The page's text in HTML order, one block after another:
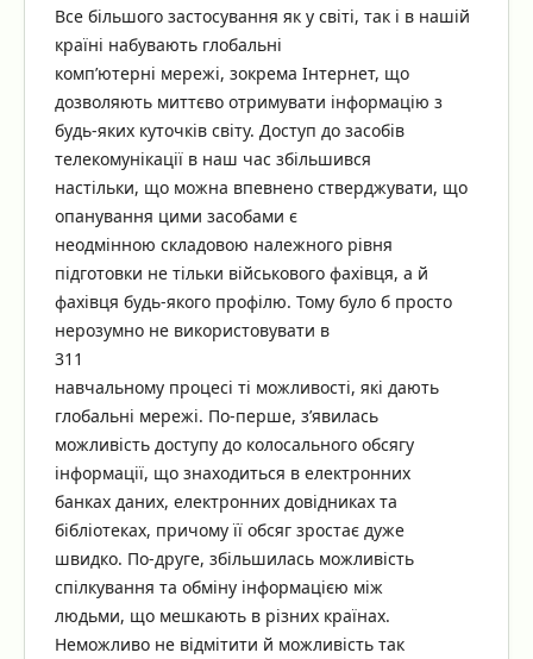
Все більшого застосування як у світі, так і в нашій
країні набувають глобальні
комп’ютерні мережі, зокрема Інтернет, що
дозволяють миттєво отримувати інформацію з
будь-яких куточків світу. Доступ до засобів
телекомунікації в наш час збільшився
настільки, що можна впевнено стверджувати, що
опанування цими засобами є
неодмінною складовою належного рівня
підготовки не тільки військового фахівця, а й
фахівця будь-якого профілю. Тому було б просто
нерозумно не використовувати в
311
навчальному процесі ті можливості, які дають
глобальні мережі. По-перше, з’явилась
можливість доступу до колосального обсягу
інформації, що знаходиться в електронних
банках даних, електронних довідниках та
бібліотеках, причому її обсяг зростає дуже
швидко. По-друге, збільшилась можливість
спілкування та обміну інформацією між
людьми, що мешкають в різних країнах.
Неможливо не відмітити й можливість так